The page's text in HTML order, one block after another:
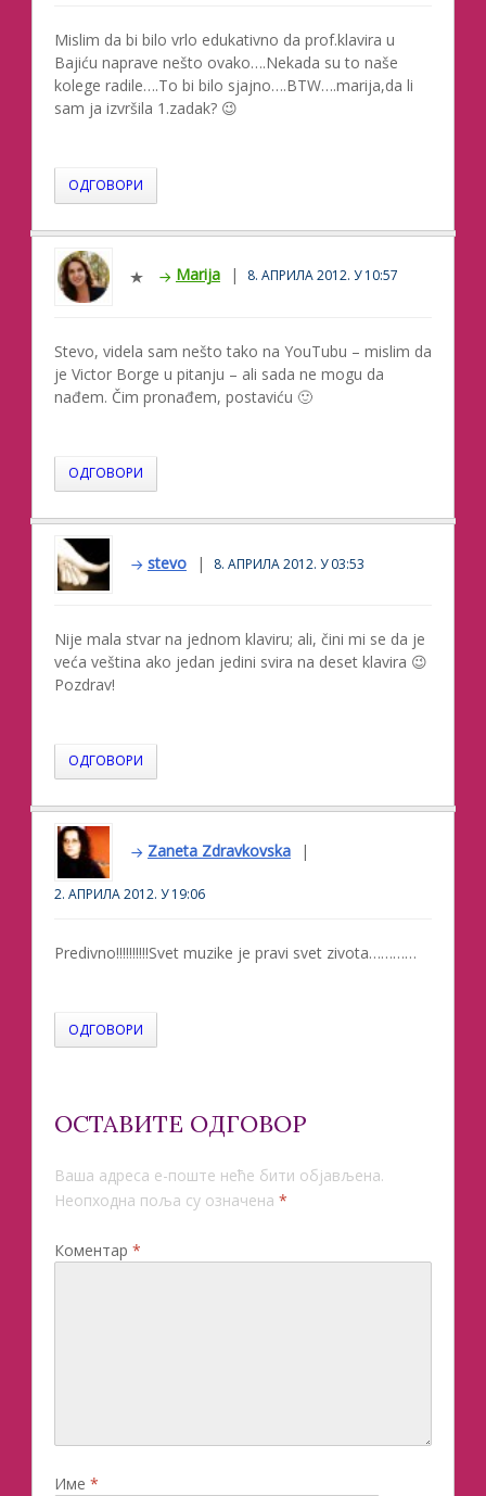
Mislim da bi bilo vrlo edukativno da prof.klavira u
Bajiću naprave nešto ovako….Nekada su to naše
kolege radile….To bi bilo sjajno….BTW….marija,da li
sam ja izvršila 1.zadak? 😉
ОДГОВОРИ
Marija 8. АПРИЛА 2012. У 10:57
Stevo, videla sam nešto tako na YouTubu – mislim da
je Victor Borge u pitanju – ali sada ne mogu da
nađem. Čim pronađem, postaviću 🙂
ОДГОВОРИ
stevo 8. АПРИЛА 2012. У 03:53
Nije mala stvar na jednom klaviru; ali, čini mi se da je
veća veština ako jedan jedini svira na deset klavira 😉
Pozdrav!
ОДГОВОРИ
Zaneta Zdravkovska
2. АПРИЛА 2012. У 19:06
Predivno!!!!!!!!!!Svet muzike je pravi svet zivota…………
ОДГОВОРИ
ОСТАВИТЕ ОДГОВОР
Ваша адреса е-поште неће бити објављена.
Неопходна поља су означена *
Коментар *
Име *